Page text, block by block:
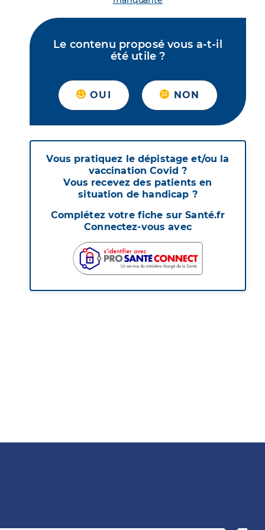
Le contenu proposé vous a-t-il
été utile ?
OUI NON
Vous pratiquez le dépistage et/ou la
vaccination Covid ?
Vous recevez des patients en
situation de handicap ?
Complétez votre fiche sur Santé.fr
Connectez-vous avec